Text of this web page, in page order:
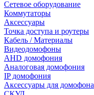
Сетевое оборудование
Коммутаторы
Аксессуары
Точка доступа и роутеры
Кабель / Материалы
Видеодомофоны
AHD домофония
Аналоговая домофония
IP домофония
Аксессуары для домофона